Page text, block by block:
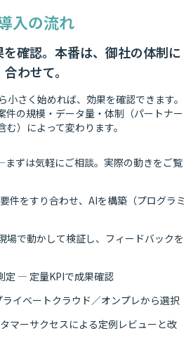
入の流れ
確認。本番は、御社の体制に
合わせて。
小さく始めれば、効果を確認できます。
件の規模・データ量・体制（パートナー
む）によって変わります。
ずは気軽にご相談。実際の動きをご覧
件をすり合わせ、AIを構築（プログラミ
で動かして検証し、フィードバックを
定 — 定量KPIで成果確認
イベートクラウド／オンプレから選択
マーサクセスによる定例レビューと改